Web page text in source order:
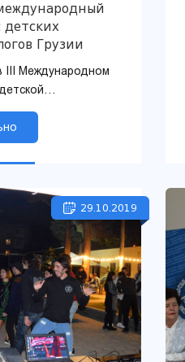
детских
Грузии
III Международном
Нино Абаишвили,
29.10.2019